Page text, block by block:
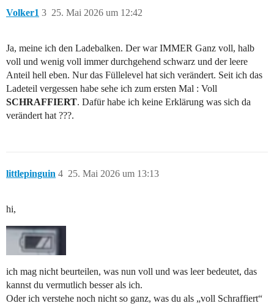
Volker1 25. Mai 2026 um 12:42
3
Ja, meine ich den Ladebalken. Der war IMMER Ganz voll, halb
voll und wenig voll immer durchgehend schwarz und der leere
Anteil hell eben. Nur das Füllelevel hat sich verändert. Seit ich das
Ladeteil vergessen habe sehe ich zum ersten Mal : Voll
SCHRAFFIERT. Dafür habe ich keine Erklärung was sich da
verändert hat ???.
littlepinguin 25. Mai 2026 um 13:13
4
hi,
ich mag nicht beurteilen, was nun voll und was leer bedeutet, das
kannst du vermutlich besser als ich.
Oder ich verstehe noch nicht so ganz, was du als „voll Schraffiert“